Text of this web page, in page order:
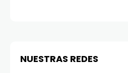
NUESTRAS REDES